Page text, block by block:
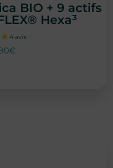
BIO + 9 actifs
Hexa³
€